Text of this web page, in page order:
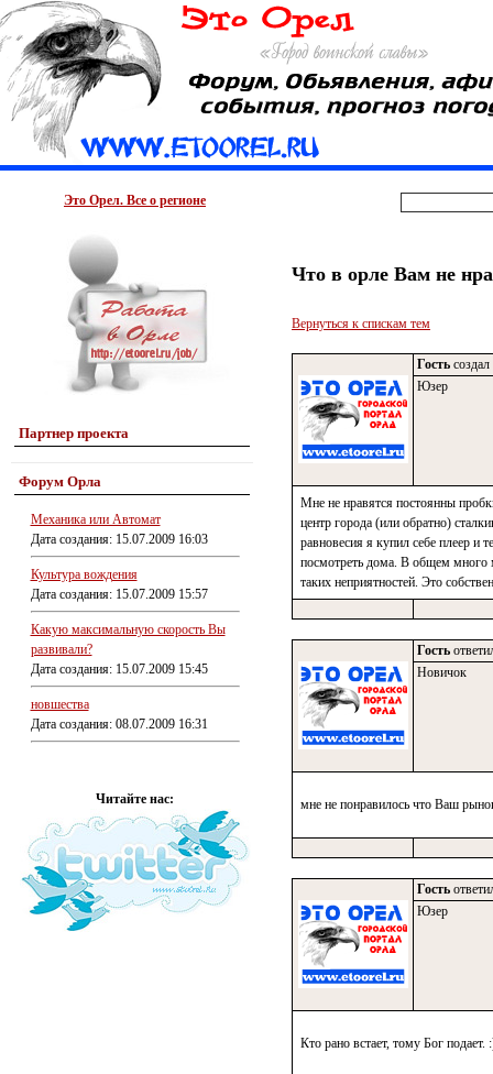
Это Орел. Все о регионе
Партнер проекта
Форум Орла
Механика или Автомат
Дата создания: 15.07.2009 16:03
Культура вождения
Дата создания: 15.07.2009 15:57
Какую максимальную скорость Вы
развивали?
Дата создания: 15.07.2009 15:45
новшества
Дата создания: 08.07.2009 16:31
Читайте нас:
Что в орле Вам не
Вернуться к спискам тем
Гость
Юзер
Мне не нравятся постоянны
центр города (или обратно)
равновесия я купил себе плеер и
посмотреть дома. В общем много
таких неприятностей. Это
Гость
Новичок
мне не понравилось что Ваш
Гость
Юзер
Кто рано встает, тому Бог